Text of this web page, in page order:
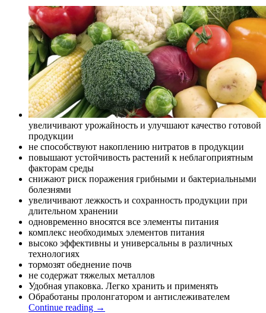
увеличивают урожайность и улучшают качество готовой
продукции
не способствуют накоплению нитратов в продукции
повышают устойчивость растений к неблагоприятным
факторам среды
снижают риск поражения грибными и бактериальными
болезнями
увеличивают лежкость и сохранность продукции при
длительном хранении
одновременно вносятся все элементы питания
комплекс необходимых элементов питания
высоко эффективны и универсальны в различных
технологиях
тормозят обеднение почв
не содержат тяжелых металлов
Удобная упаковка. Легко хранить и применять
Обработаны пролонгатором и антислеживателем
Continue reading →